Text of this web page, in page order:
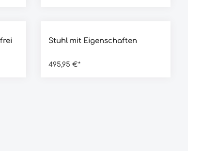
Stuhl mit Eigenschaften
495,95 €*